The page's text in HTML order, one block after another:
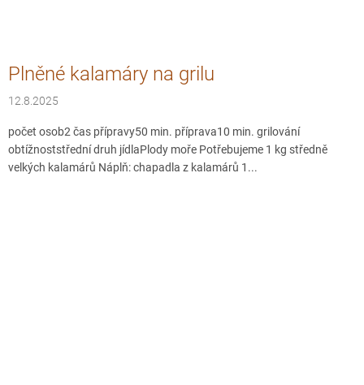
Plněné kalamáry na grilu
12.8.2025
počet osob2 čas přípravy50 min. příprava10 min. grilování
obtížnoststřední druh jídlaPlody moře Potřebujeme 1 kg středně
velkých kalamárů Náplň: chapadla z kalamárů 1...